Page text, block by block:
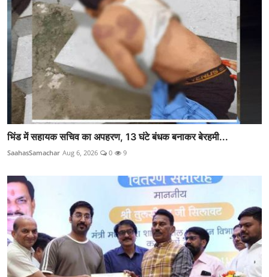
भिंड में सहायक सचिव का अपहरण, 13 घंटे बंधक बनाकर बेरहमी...
SaahasSamachar Aug 6, 2026 0 9